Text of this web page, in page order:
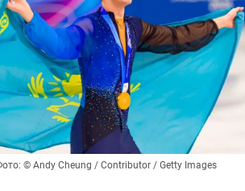
© Andy Cheung / Contributor / Getty Images